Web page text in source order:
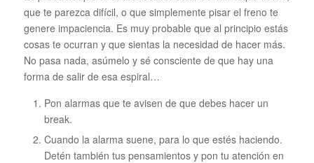
que te parezca difícil, o que simplemente pisar el freno te
genere impaciencia. Es muy probable que al principio estás
cosas te ocurran y que sientas la necesidad de hacer más.
No pasa nada, asúmelo y sé consciente de que hay una
forma de salir de esa espiral…
Pon alarmas que te avisen de que debes hacer un
break.
Cuando la alarma suene, para lo que estés haciendo.
Detén también tus pensamientos y pon tu atención en